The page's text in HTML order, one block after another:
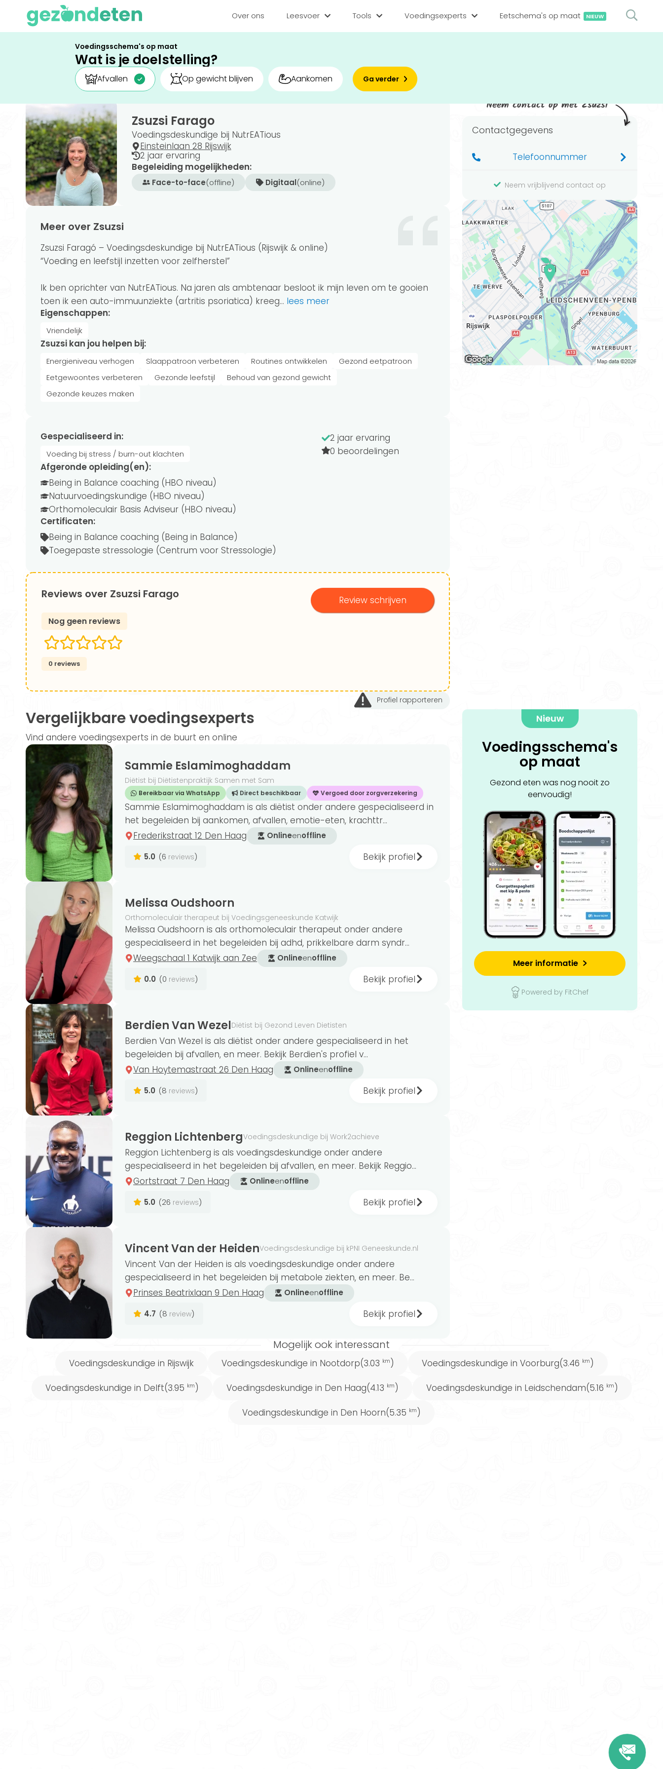
Over ons Leesvoer
Gezond leven
Voedingsstoffen
Tools
BMI berekenen
Caloriebehoefte berekenen
Voedingsexperts Eetschema's op maat NIEUW
Voedingsschema's op maat
Wat is je doelstelling?
Afvallen Op gewicht blijven Aankomen Ga verder
Zsuzsi Farago
Voedingsdeskundige bij NutrEATious
Einsteinlaan 28 Rijswijk
2 jaar ervaring
Begeleiding mogelijkheden:
Face-to-face(offline) Digitaal(online)
Meer over Zsuzsi
Zsuzsi Faragó – Voedings­deskundige bij NutrEATious (Rijswijk & online)
“Voeding en leefstijl inzetten voor zelfherstel”
Ik ben oprichter van NutrEATious. Na jaren als ambtenaar besloot ik mijn leven om te gooien
toen ik een auto-immuunziekte (artritis psoriatica) kreeg... lees meer
Eigenschappen:
Vriendelijk
Zsuzsi kan jou helpen bij:
Energieniveau verhogen Slaappatroon verbeteren Routines ontwikkelen
Gezond eetpatroon
Eetgewoontes verbeteren
Gezonde leefstijl
Behoud van gezond gewicht
Gezonde keuzes maken
Gespecialiseerd in:
Voeding bij stress / burn-out klachten
2 jaar ervaring
0 beoordelingen
Afgeronde opleiding(en):
Being in Balance coaching (HBO niveau)
Natuurvoedingskundige (HBO niveau)
Orthomoleculair Basis Adviseur (HBO niveau)
Certificaten:
Being in Balance coaching (Being in Balance)
Toegepaste stressologie (Centrum voor Stressologie)
Reviews over Zsuzsi Farago Review schrijven
Nog geen reviews
0 reviews
Profiel rapporteren
Neem contact op met Zsuzsi
Contactgegevens
Telefoonnummer
Neem vrijblijvend contact op
Vergelijkbare voedingsexperts
Vind andere voedingsexperts in de buurt en online
Sammie Eslamimoghaddam
Diëtist bij Diëtistenpraktijk Samen met Sam
Bereikbaar via WhatsApp Direct beschikbaar Vergoed door zorgverzekering
Sammie Eslamimoghaddam is als diëtist onder andere gespecialiseerd in
het begeleiden bij aankomen, afvallen, emotie-eten, krachttr...
Frederikstraat 12 Den Haag
Onlineenoffline
5.0 (6 reviews) Bekijk profiel
Melissa Oudshoorn
Orthomoleculair therapeut bij Voedingsgeneeskunde Katwijk
Melissa Oudshoorn is als orthomoleculair therapeut onder andere
gespecialiseerd in het begeleiden bij adhd, prikkelbare darm syndr...
Weegschaal 1 Katwijk aan Zee
Onlineenoffline
0.0 (0 reviews) Bekijk profiel
Berdien Van WezelDiëtist bij Gezond Leven Dietisten
Berdien Van Wezel is als diëtist onder andere gespecialiseerd in het
begeleiden bij afvallen, en meer. Bekijk Berdien's profiel v...
Van Hoytemastraat 26 Den Haag
Onlineenoffline
5.0 (8 reviews) Bekijk profiel
Reggion LichtenbergVoedingsdeskundige bij Work2achieve
Reggion Lichtenberg is als voedingsdeskundige onder andere
gespecialiseerd in het begeleiden bij afvallen, en meer. Bekijk Reggio...
Gortstraat 7 Den Haag
Onlineenoffline
5.0 (26 reviews) Bekijk profiel
Vincent Van der HeidenVoedingsdeskundige bij kPNI Geneeskunde.nl
Vincent Van der Heiden is als voedingsdeskundige onder andere
gespecialiseerd in het begeleiden bij metabole ziekten, en meer. Be...
Prinses Beatrixlaan 9 Den Haag
Onlineenoffline
4.7 (8 review) Bekijk profiel
Nieuw
Voedingsschema's
op maat
Gezond eten was nog nooit zo
eenvoudig!
Meer informatie
Powered by FitChef
Mogelijk ook interessant
Voedingsdeskundige in Rijswijk Voedingsdeskundige in Nootdorp(3.03 km ) Voedingsdeskundige in Voorburg(3.46 km )
Voedingsdeskundige in Delft(3.95 km ) Voedingsdeskundige in Den Haag(4.13 km ) Voedingsdeskundige in Leidschendam(5.16 km )
Voedingsdeskundige in Den Hoorn(5.35 km )